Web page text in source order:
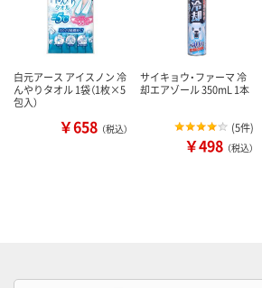
白元アース アイスノン 冷
んやりタオル 1袋（1枚×5
包入）
￥658 （税込）
サイキョウ・ファーマ 冷
却エアゾール 350mL 1本
(5件)
￥498 （税込）